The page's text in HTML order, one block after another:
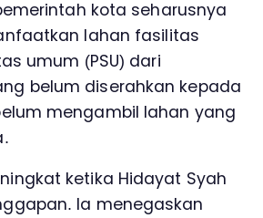
kota seharusnya
lahan fasilitas
umum (PSU) dari
belum diserahkan kepada
mengambil lahan yang
ketika Hidayat Syah
Ia menegaskan